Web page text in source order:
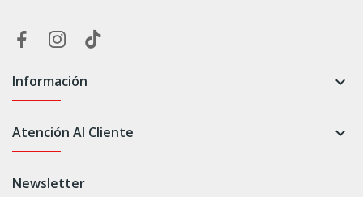
Información 
Atención Al Cliente 
Newsletter